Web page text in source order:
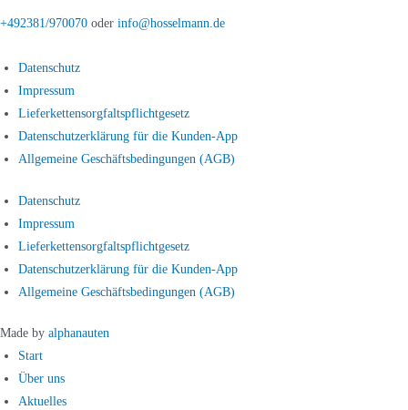
+492381/970070 oder info@hosselmann.de
Datenschutz
Impressum
Lieferkettensorgfaltspflichtgesetz
Datenschutzerklärung für die Kunden-App
Allgemeine Geschäftsbedingungen (AGB)
Datenschutz
Impressum
Lieferkettensorgfaltspflichtgesetz
Datenschutzerklärung für die Kunden-App
Allgemeine Geschäftsbedingungen (AGB)
Made by alphanauten
Start
Über uns
Aktuelles